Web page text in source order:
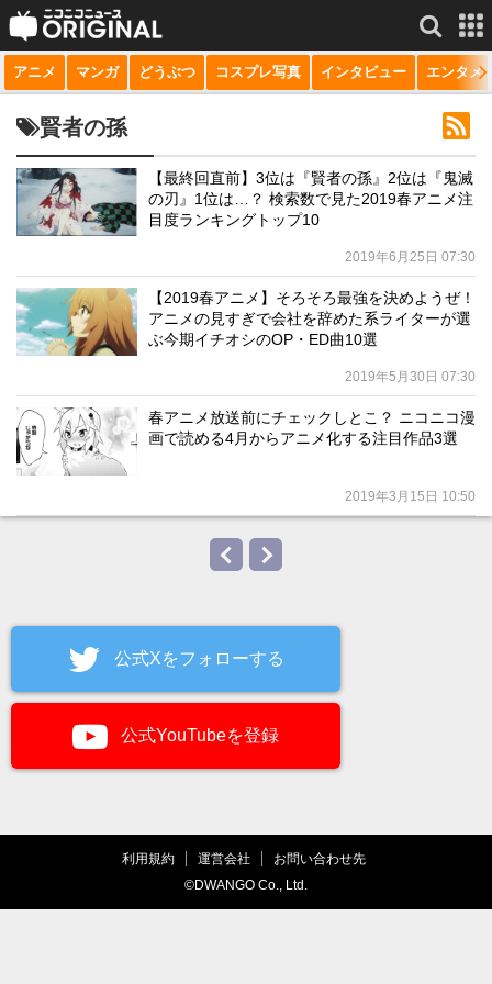
サービス一覧 もっと見る
niconico
動画
生放送
チャンネル
マンガ
アニメ マンガ どうぶつ コスプレ写真 インタビュー エンタメ
賢者の孫
【最終回直前】3位は『賢者の孫』2位は『鬼滅
の刃』1位は…？ 検索数で見た2019春アニメ注
目度ランキングトップ10
2019年6月25日 07:30
【2019春アニメ】そろそろ最強を決めようぜ！
アニメの見すぎで会社を辞めた系ライターが選
ぶ今期イチオシのOP・ED曲10選
2019年5月30日 07:30
春アニメ放送前にチェックしとこ？ ニコニコ漫
画で読める4月からアニメ化する注目作品3選
2019年3月15日 10:50
公式Xをフォローする
公式YouTubeを登録
利用規約 運営会社
お問い合わせ先
©DWANGO Co., Ltd.